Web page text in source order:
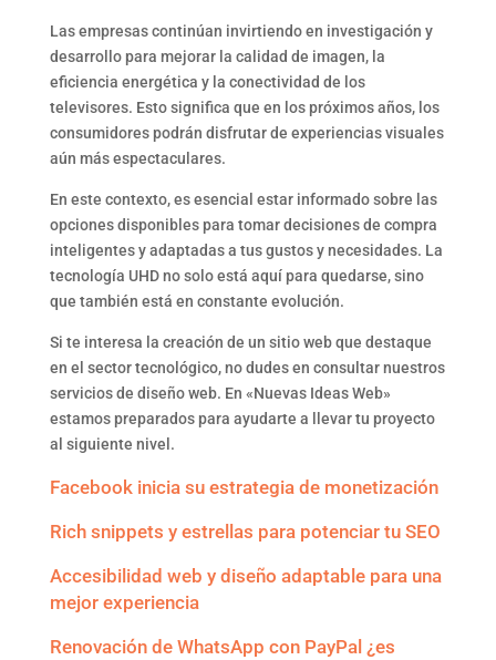
Las empresas continúan invirtiendo en investigación y
desarrollo para mejorar la calidad de imagen, la
eficiencia energética y la conectividad de los
televisores. Esto significa que en los próximos años, los
consumidores podrán disfrutar de experiencias visuales
aún más espectaculares.
En este contexto, es esencial estar informado sobre las
opciones disponibles para tomar decisiones de compra
inteligentes y adaptadas a tus gustos y necesidades. La
tecnología UHD no solo está aquí para quedarse, sino
que también está en constante evolución.
Si te interesa la creación de un sitio web que destaque
en el sector tecnológico, no dudes en consultar nuestros
servicios de diseño web. En «Nuevas Ideas Web»
estamos preparados para ayudarte a llevar tu proyecto
al siguiente nivel.
Facebook inicia su estrategia de monetización
Rich snippets y estrellas para potenciar tu SEO
Accesibilidad web y diseño adaptable para una
mejor experiencia
Renovación de WhatsApp con PayPal ¿es